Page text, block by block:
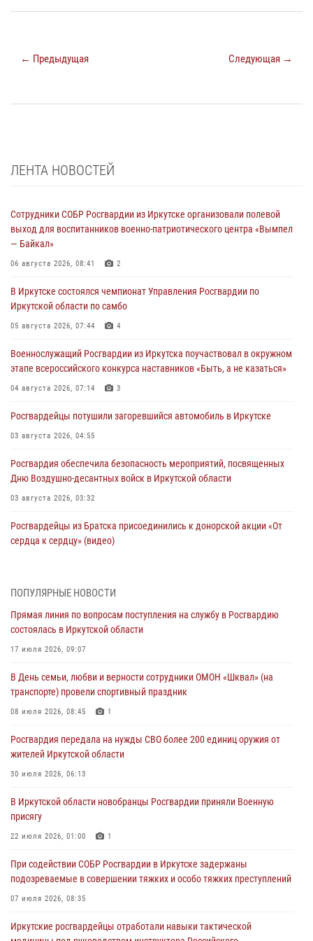
← Предыдущая Следующая →
ЛЕНТА НОВОСТЕЙ
Сотрудники СОБР Росгвардии из Иркутске организовали полевой
выход для воспитанников военно-патриотического центра «Вымпел
— Байкал»
06 августа 2026, 08:41 2
В Иркутске состоялся чемпионат Управления Росгвардии по
Иркутской области по самбо
05 августа 2026, 07:44 4
Военнослужащий Росгвардии из Иркутска поучаствовал в окружном
этапе всероссийского конкурса наставников «Быть, а не казаться»
04 августа 2026, 07:14 3
Росгвардейцы потушили загоревшийся автомобиль в Иркутске
03 августа 2026, 04:55
Росгвардия обеспечила безопасность мероприятий, посвященных
Дню Воздушно-десантных войск в Иркутской области
03 августа 2026, 03:32
Росгвардейцы из Братска присоединились к донорской акции «От
сердца к сердцу» (видео)
Сотрудники Росгвардии нашли и вернули родственникам
30 июля 2026, 07:37
Росгвардия передала на нужды СВО более 200 единиц оружия от
30 июля 2026, 06:13
При силовой поддержке СОБР Росгвардии в Иркутской области
30 июля 2026, 04:19
В честь 10-летия Росгвардии сотрудники вневедомственной охраны
в ведомстве
29 июля 2026, 03:44
ПОПУЛЯРНЫЕ НОВОСТИ
Прямая линия по вопросам поступления на службу в Росгвардию
состоялась в Иркутской области
17 июля 2026, 09:07
В День семьи, любви и верности сотрудники ОМОН «Шквал» (на
транспорте) провели спортивный праздник
08 июля 2026, 08:45 1
Росгвардия передала на нужды СВО более 200 единиц оружия от
жителей Иркутской области
30 июля 2026, 06:13
В Иркутской области новобранцы Росгвардии приняли Военную
присягу
22 июля 2026, 01:00 1
При содействии СОБР Росгвардии в Иркутске задержаны
подозреваемые в совершении тяжких и особо тяжких преступлений
07 июля 2026, 08:35
Иркутские росгвардейцы отработали навыки тактической